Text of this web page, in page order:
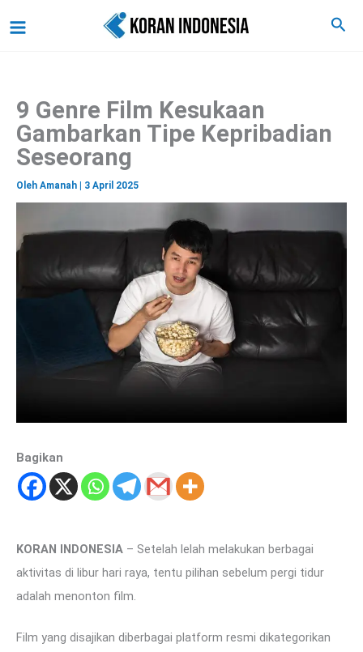
ke
Cari
9 Genre Film Kesukaan
Gambarkan Tipe Kepribadian
Seseorang
Oleh Amanah 3 April 2025
Bagikan
KORAN INDONESIA – Setelah lelah melakukan berbagai
aktivitas di libur hari raya, tentu pilihan sebelum pergi tidur
adalah menonton film.
Film yang disajikan diberbagai platform resmi dikategorikan
a